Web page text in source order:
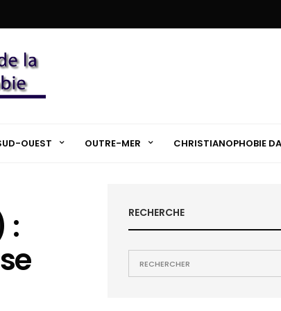
OUEST OUTRE-MER CHRISTIANOPHOBIE
:
RECHERCHE